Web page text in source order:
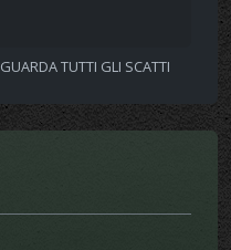
GUARDA TUTTI GLI SCATTI